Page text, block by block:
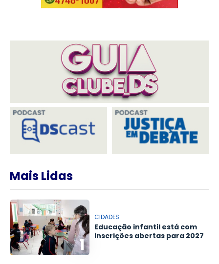
Mais Lidas
1
CIDADES
Educação infantil está com
inscrições abertas para 2027